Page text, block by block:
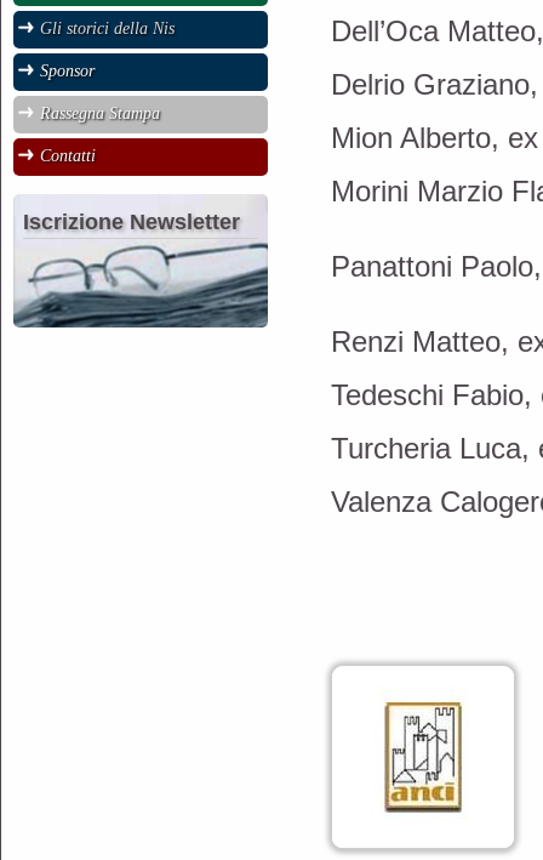
Dell’Oca
Delrio
Mion Alberto,
Morini Marzio
Panattoni
Renzi Matteo,
Tedeschi
Turcheria Luca,
Valenza
Gli storici della Nis
Sponsor
Rassegna Stampa
Contatti
Iscrizione Newsletter